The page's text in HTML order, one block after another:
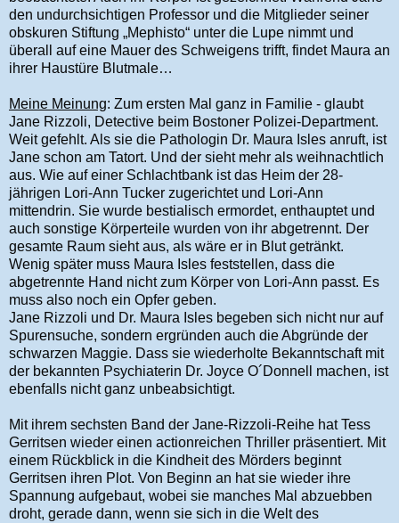
den undurchsichtigen Professor und die Mitglieder seiner
obskuren Stiftung „Mephisto“ unter die Lupe nimmt und
überall auf eine Mauer des Schweigens trifft, findet Maura an
ihrer Haustüre Blutmale…
Meine Meinung: Zum ersten Mal ganz in Familie - glaubt
Jane Rizzoli, Detective beim Bostoner Polizei-Department.
Weit gefehlt. Als sie die Pathologin Dr. Maura Isles anruft, ist
Jane schon am Tatort. Und der sieht mehr als weihnachtlich
aus. Wie auf einer Schlachtbank ist das Heim der 28-
jährigen Lori-Ann Tucker zugerichtet und Lori-Ann
mittendrin. Sie wurde bestialisch ermordet, enthauptet und
auch sonstige Körperteile wurden von ihr abgetrennt. Der
gesamte Raum sieht aus, als wäre er in Blut getränkt.
Wenig später muss Maura Isles feststellen, dass die
abgetrennte Hand nicht zum Körper von Lori-Ann passt. Es
muss also noch ein Opfer geben.
Jane Rizzoli und Dr. Maura Isles begeben sich nicht nur auf
Spurensuche, sondern ergründen auch die Abgründe der
schwarzen Maggie. Dass sie wiederholte Bekanntschaft mit
der bekannten Psychiaterin Dr. Joyce O´Donnell machen, ist
ebenfalls nicht ganz unbeabsichtigt.
Mit ihrem sechsten Band der Jane-Rizzoli-Reihe hat Tess
Gerritsen wieder einen actionreichen Thriller präsentiert. Mit
einem Rückblick in die Kindheit des Mörders beginnt
Gerritsen ihren Plot. Von Beginn an hat sie wieder ihre
Spannung aufgebaut, wobei sie manches Mal abzuebben
droht, gerade dann, wenn sie sich in die Welt des